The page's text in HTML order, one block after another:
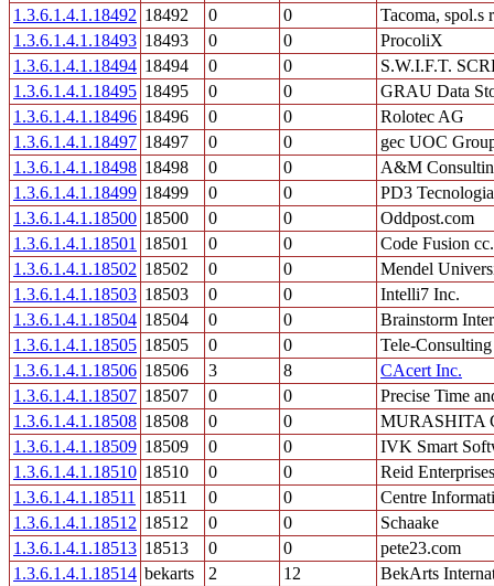
1.3.6.1.4.1.18492 18492 0 0
Tacoma, spol.s
1.3.6.1.4.1.18493 18493 0 0
ProcoliX
1.3.6.1.4.1.18494 18494 0 0
S.W.I.F.T.
1.3.6.1.4.1.18495 18495 0 0
GRAU Data
1.3.6.1.4.1.18496 18496 0 0
Rolotec AG
1.3.6.1.4.1.18497 18497 0 0
gec UOC
1.3.6.1.4.1.18498 18498 0 0
A&M
1.3.6.1.4.1.18499 18499 0 0
PD3
1.3.6.1.4.1.18500 18500 0 0
Oddpost.com
1.3.6.1.4.1.18501
18501 0 0
Code Fusion cc.
1.3.6.1.4.1.18502 18502 0 0
Mendel
1.3.6.1.4.1.18503 18503 0 0
Intelli7 Inc.
1.3.6.1.4.1.18504 18504 0 0
Brainstorm
1.3.6.1.4.1.18505 18505 0 0
Tele-
1.3.6.1.4.1.18506 18506 3 8
CAcert Inc.
1.3.6.1.4.1.18507 18507 0 0
Precise Time
1.3.6.1.4.1.18508 18508 0 0
MURASHITA
1.3.6.1.4.1.18509 18509 0 0
IVK Smart
1.3.6.1.4.1.18510 18510 0 0
Reid Enterprises
1.3.6.1.4.1.18511
18511 0 0
Centre
1.3.6.1.4.1.18512 18512 0 0
Schaake
1.3.6.1.4.1.18513 18513 0 0
pete23.com
1.3.6.1.4.1.18514 bekarts 2 12
BekArts